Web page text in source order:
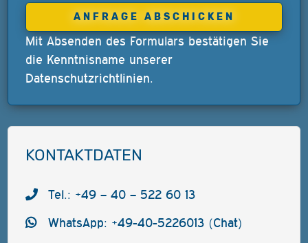
Mit Absenden des Formulars bestätigen Sie
die Kenntnisname unserer
Datenschutzrichtlinien.
KONTAKTDATEN
Tel.: +49 – 40 – 522 60 13
WhatsApp: +49-40-5226013 (Chat)